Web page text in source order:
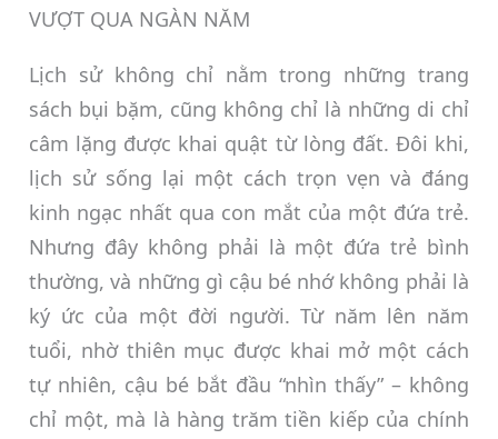
VƯỢT QUA NGÀN NĂM
Lịch sử không chỉ nằm trong những trang
sách bụi bặm, cũng không chỉ là những di chỉ
câm lặng được khai quật từ lòng đất. Đôi khi,
lịch sử sống lại một cách trọn vẹn và đáng
kinh ngạc nhất qua con mắt của một đứa trẻ.
Nhưng đây không phải là một đứa trẻ bình
thường, và những gì cậu bé nhớ không phải là
ký ức của một đời người. Từ năm lên năm
tuổi, nhờ thiên mục được khai mở một cách
tự nhiên, cậu bé bắt đầu “nhìn thấy” – không
chỉ một, mà là hàng trăm tiền kiếp của chính